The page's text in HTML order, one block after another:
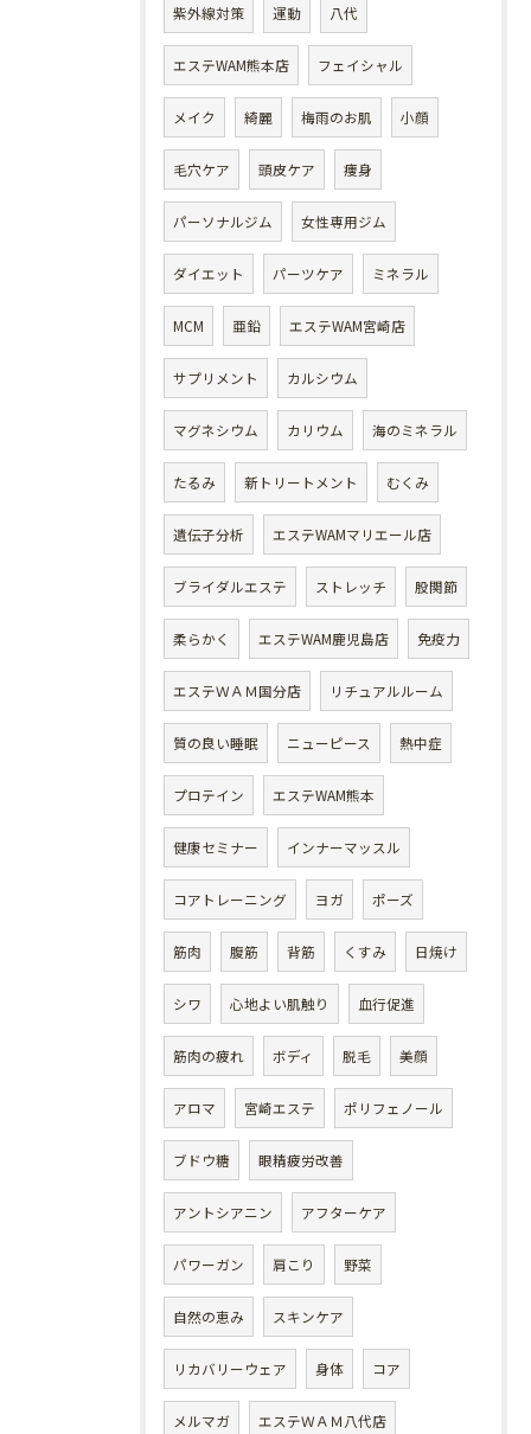
紫外線対策 運動 八代
エステWAM熊本店 フェイシャル
メイク 綺麗 梅雨のお肌 小顔
毛穴ケア 頭皮ケア 痩身
パーソナルジム 女性専用ジム
ダイエット パーツケア ミネラル
MCM 亜鉛 エステWAM宮崎店
サプリメント カルシウム
マグネシウム カリウム 海のミネラル
たるみ 新トリートメント むくみ
遺伝子分析 エステWAMマリエール店
ブライダルエステ ストレッチ 股関節
柔らかく エステWAM鹿児島店 免疫力
エステＷＡＭ国分店 リチュアルルーム
質の良い睡眠 ニューピース 熱中症
プロテイン エステWAM熊本
健康セミナー インナーマッスル
コアトレーニング ヨガ ポーズ
筋肉 腹筋 背筋 くすみ 日焼け
シワ 心地よい肌触り 血行促進
筋肉の疲れ ボディ 脱毛 美顔
アロマ 宮崎エステ ポリフェノール
ブドウ糖 眼精疲労改善
アントシアニン アフターケア
パワーガン 肩こり 野菜
自然の恵み スキンケア
リカバリーウェア 身体 コア
メルマガ エステＷＡＭ八代店